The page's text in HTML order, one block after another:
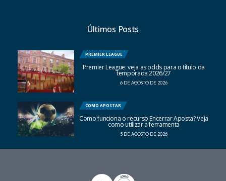
Últimos Posts
PREMIER LEAGUE
Premier League: veja as odds para o título da
temporada 2026/27
6 DE AGOSTO DE 2026
COMO APOSTAR
Como funciona o recurso Encerrar Aposta? Veja
como utilizar a ferramenta
5 DE AGOSTO DE 2026